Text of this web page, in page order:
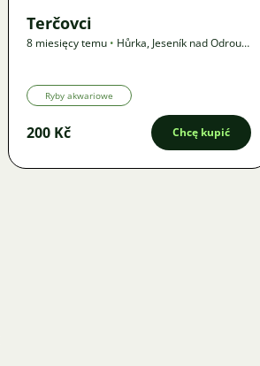
Terčovci
8 miesięcy temu • Hůrka, Jeseník nad Odrou,?
Ryby akwariowe
200 Kč Chcę kupić